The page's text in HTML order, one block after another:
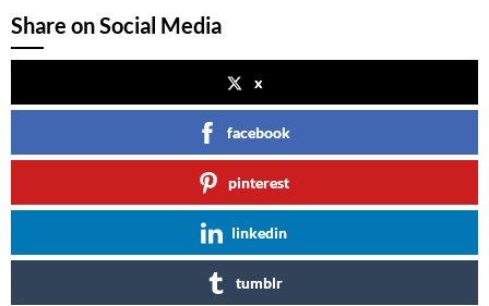
Share on Social Media
x
facebook
pinterest
linkedin
tumblr